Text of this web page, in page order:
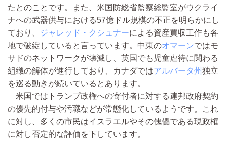
たとのことです。また、米国防総省監察総監室がウクライ
ナへの武器供与における57億ドル規模の不正を明らかにし
ており、
ジャレッド・クシュナーによる資産買収工作も各
地で破綻していると言っています。中東のオマーンではモ
サドのネットワークが壊滅し、英国でも児童虐待に関わる
組織の解体が進行しており、カナダではアルバータ州独立
を巡る動きが続いているとあります。
米国ではトランプ政権への寄付者に対する連邦政府契約
の優先的付与や汚職などが常態化しているようです。これ
に対し、多くの市民はイスラエルやその傀儡である現政権
に対し否定的な評価を下しています。